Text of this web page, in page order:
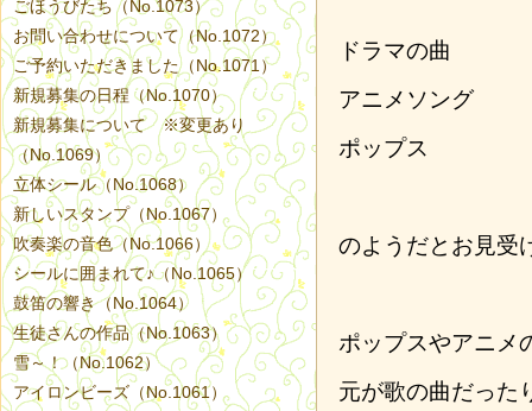
ドラマの曲
アニメソング
ポップス
のようだとお見受
ポップスやアニメ
元が歌の曲だった
ごほうびたち（No.1073）
お問い合わせについて（No.1072）
ご予約いただきました（No.1071）
新規募集の日程（No.1070）
新規募集について ※変更あり
（No.1069）
立体シール（No.1068）
新しいスタンプ（No.1067）
吹奏楽の音色（No.1066）
シールに囲まれて♪（No.1065）
鼓笛の響き（No.1064）
生徒さんの作品（No.1063）
雪～！（No.1062）
アイロンビーズ（No.1061）